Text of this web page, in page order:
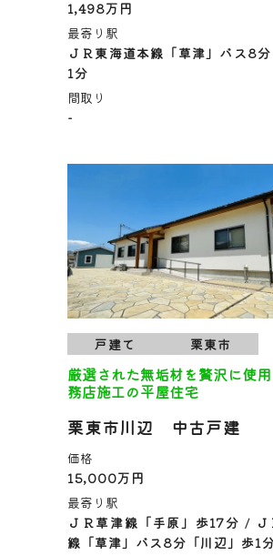
1,498万円
最寄り駅
ＪＲ東海道本線「草津」バス8
1分
間取り
-
戸建て 栗東市
厳選された無垢材を贅沢に使
務店施工の平屋住宅
栗東市川辺 中古戸建
価格
15,000万円
最寄り駅
ＪＲ草津線「手原」歩17分 / Ｊ
線「草津」バス8分「川辺」歩1